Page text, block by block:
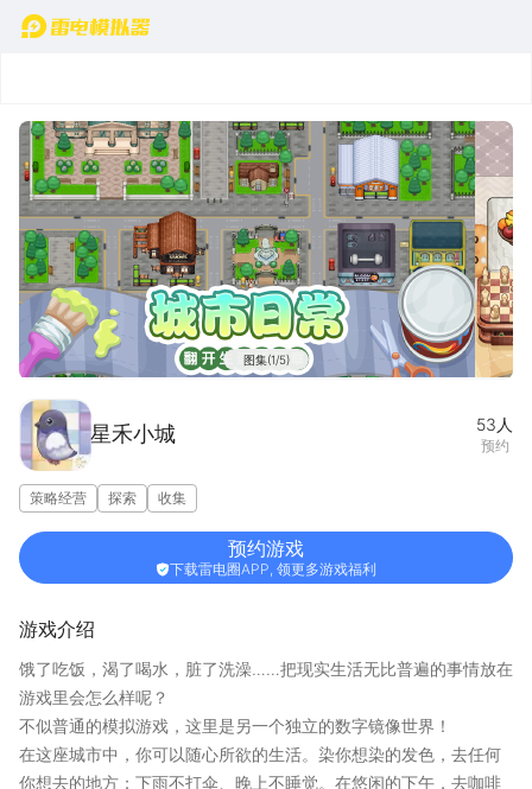
首页
图集(1/5)
星禾小城 53 人
预约
策略经营 探索 收集
预约游戏
下载雷电圈APP, 领更多游戏福利
游戏介绍
饿了吃饭，渴了喝水，脏了洗澡……把现实生活无比普遍的事情放在
游戏里会怎么样呢？
不似普通的模拟游戏，这里是另一个独立的数字镜像世界！
在这座城市中，你可以随心所欲的生活。染你想染的发色，去任何
你想去的地方；下雨不打伞、晚上不睡觉。在悠闲的下午，去咖啡